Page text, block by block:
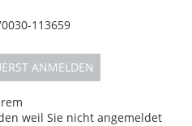
113659
ANMELDEN
weil Sie nicht angemeldet